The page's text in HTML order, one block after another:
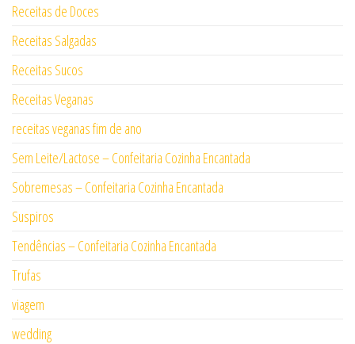
Receitas de Doces
Receitas Salgadas
Receitas Sucos
Receitas Veganas
receitas veganas fim de ano
Sem Leite/Lactose – Confeitaria Cozinha Encantada
Sobremesas – Confeitaria Cozinha Encantada
Suspiros
Tendências – Confeitaria Cozinha Encantada
Trufas
viagem
wedding